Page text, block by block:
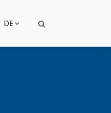
DE